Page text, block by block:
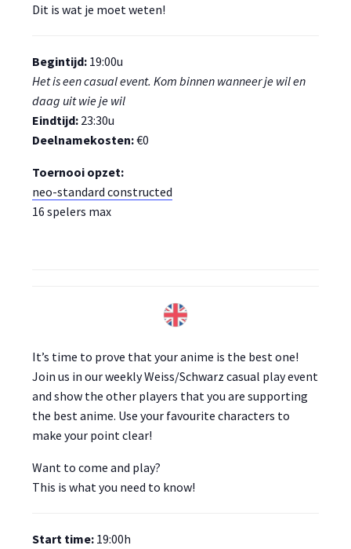
Dit is wat je moet weten!
Begintijd: 19:00u
Het is een casual event. Kom binnen wanneer je wil en
daag uit wie je wil
Eindtijd: 23:30u
Deelnamekosten:€0
Toernooi opzet:
neo-standard constructed
16 spelers max
It’s time to prove that your anime is the best one!
Join us in our weekly Weiss/Schwarz casual play event
and show the other players that you are supporting
the best anime. Use your favourite characters to
make your point clear!
Want to come and play?
This is what you need to know!
Start time: 19:00h